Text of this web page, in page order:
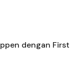
dengan First